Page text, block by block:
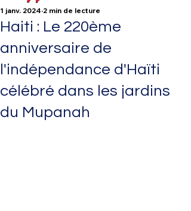
Haiti : Le 220ème
anniversaire de
l'indépendance d'Haïti
célébré dans les jardins
du Mupanah
1 janv. 2024 2 min de lecture